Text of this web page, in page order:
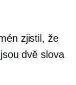
zjistil, že
dvě slova